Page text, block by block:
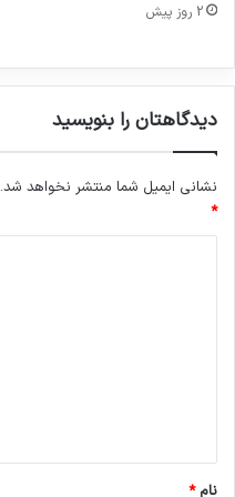
2 روز پیش
دیدگاهتان را بنویسید
نشانی ایمیل شما منتشر نخواهد شد.
*
نام*